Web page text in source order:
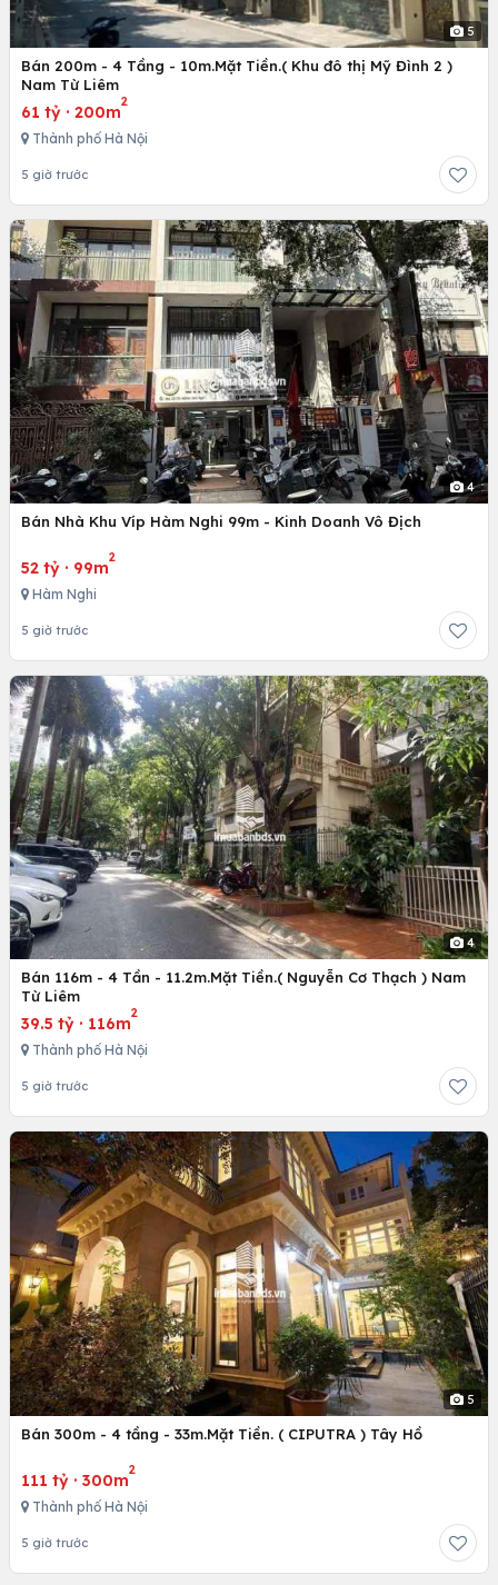
5
Bán 200m - 4 Tầng - 10m.Mặt Tiền.( Khu đô thị Mỹ Đình 2 )
Nam Từ Liêm
61 tỷ · 200m
2
Thành phố Hà Nội
5 giờ trước
4
Bán Nhà Khu Víp Hàm Nghi 99m - Kinh Doanh Vô Địch
52 tỷ · 99m
2
Hàm Nghi
5 giờ trước
4
Bán 116m - 4 Tần - 11.2m.Mặt Tiền.( Nguyễn Cơ Thạch ) Nam
Từ Liêm
39.5 tỷ · 116m
2
Thành phố Hà Nội
5 giờ trước
5
Bán 300m - 4 tầng - 33m.Mặt Tiền. ( CIPUTRA ) Tây Hồ
111 tỷ · 300m
2
Thành phố Hà Nội
5 giờ trước